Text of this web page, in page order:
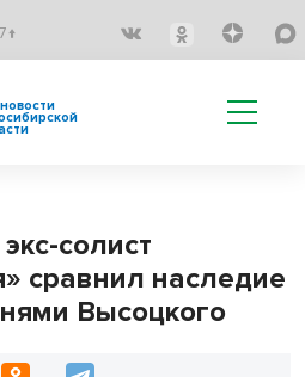
солист
сравнил наследие
Высоцкого